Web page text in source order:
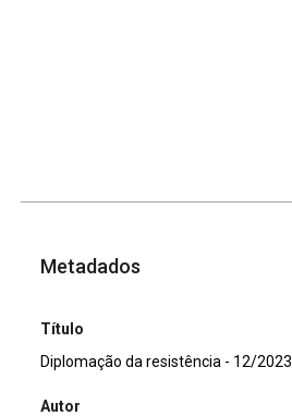
Metadados
Título
Diplomação da resistência - 12/2023
Autor